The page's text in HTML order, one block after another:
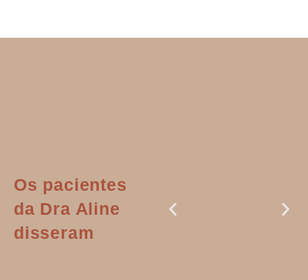
Os pacientes
da Dra Aline
disseram